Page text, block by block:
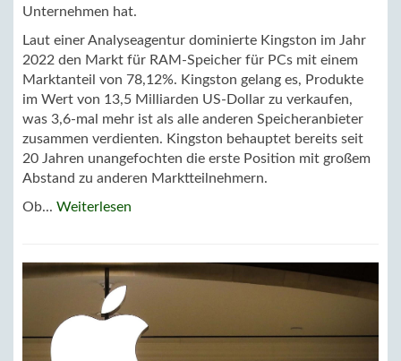
Unternehmen hat.
Laut einer Analyseagentur dominierte Kingston im Jahr
2022 den Markt für RAM-Speicher für PCs mit einem
Marktanteil von 78,12%. Kingston gelang es, Produkte
im Wert von 13,5 Milliarden US-Dollar zu verkaufen,
was 3,6-mal mehr ist als alle anderen Speicheranbieter
zusammen verdienten. Kingston behauptet bereits seit
20 Jahren unangefochten die erste Position mit großem
Abstand zu anderen Marktteilnehmern.
Ob... Weiterlesen